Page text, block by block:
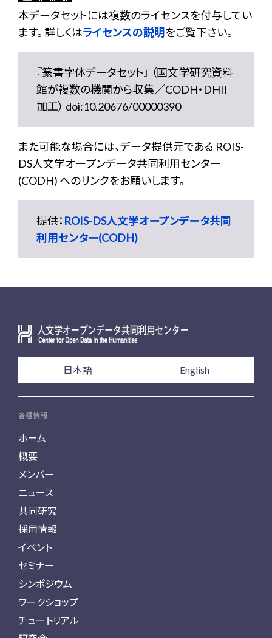
本データセットには複数のライセンスを付与してい
ます。 詳しくはライセンスの説明をご覧下さい。
『篆書字体データセット』 （国文学研究資料
館が複数の機関から収集／CODH・DHII
加工） doi:10.20676/00000390
また可能な場合には、データ提供元である ROIS-
DS人文学オープンデータ共同利用センター
(CODH) へのリンクをお願いします。
提供： ROIS-DS人文学オープンデータ共同
利用センター(CODH)
日本語 English
各種情報
ホーム
概要
メンバー
ニュース
共同研究
採用情報
イベント
セミナー
シンポジウム
ワークショップ
チュートリアル